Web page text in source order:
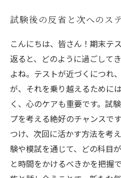
試験後の反省と次へのス
こんにちは、皆さん！期末テ
返ると、どのように過ごして
よね。テストが近づくにつれ
が、それを乗り越えるために
く、心のケアも重要です。試
プを考える絶好のチャンスで
つけ、次回に活かす方法を考
験や模試を通じて、どの科目
と時間をかけるべきかを把握